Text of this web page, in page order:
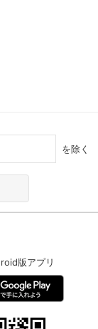
を除く
版アプリ